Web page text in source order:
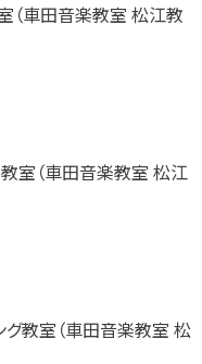
（車田音楽教室 松江教
室（車田音楽教室 松江
グ教室（車田音楽教室 松